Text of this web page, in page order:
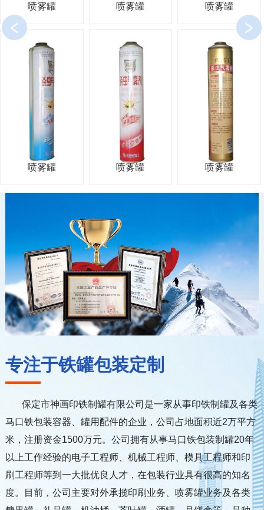
喷雾罐 喷雾罐 喷雾罐
喷雾罐 喷雾罐 喷雾罐
专注于铁罐包装定制
保定市神画印铁制罐有限公司是一家从事印铁制罐及各类
马口铁包装容器、罐用配件的企业，公司占地面积近2万平方
米，注册资金1500万元。公司拥有从事马口铁包装制罐20年
以上工作经验的电子工程师、机械工程师、模具工程师和印
刷工程师等到一大批优良人才，在包装行业具有很高的知名
度。目前，公司主要对外承揽印刷业务、喷雾罐业务及各类